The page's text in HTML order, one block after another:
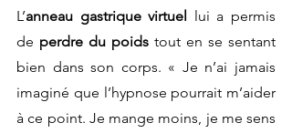
L’anneau gastrique virtuel lui a permis
de perdre du poids tout en se sentant
bien dans son corps. « Je n’ai jamais
imaginé que l’hypnose pourrait m’aider
à ce point. Je mange moins, je me sens